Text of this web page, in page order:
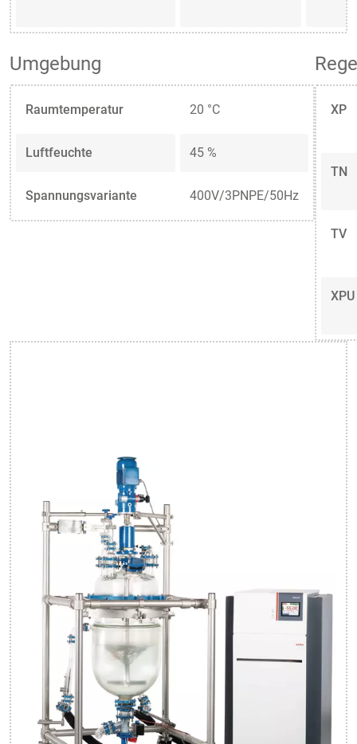
Umgebung
Raumtemperatur 20 °C
Luftfeuchte 45 %
Spannungsvariante 400V/3PNPE/50Hz
XP
TN
TV
XPU